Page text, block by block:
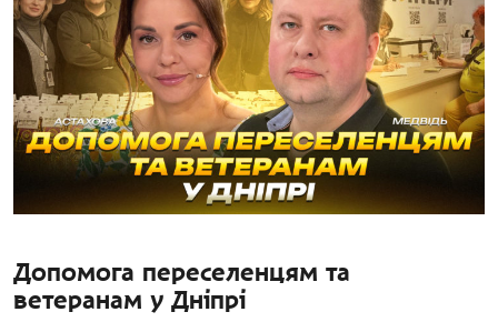
Допомога переселенцям та
ветеранам у Дніпрі